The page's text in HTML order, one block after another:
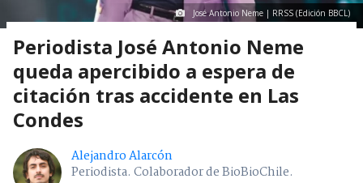
José Antonio Neme | RRSS (Edición BBCL)
Periodista José Antonio Neme
queda apercibido a espera de
citación tras accidente en Las
Condes
Alejandro Alarcón
Periodista. Colaborador de BioBioChile.